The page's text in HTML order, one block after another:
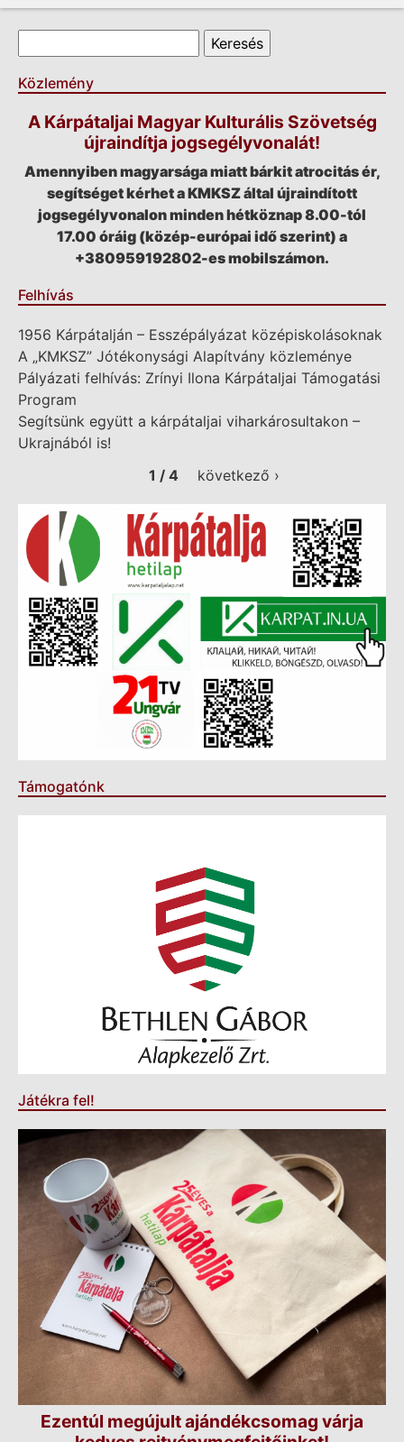
Keresés űrlap
Keresés
Közlemény
A Kárpátaljai Magyar Kulturális Szövetség
újraindítja jogsegélyvonalát!
Amennyiben magyarsága miatt bárkit atrocitás ér,
segítséget kérhet a KMKSZ által újraindított
jogsegélyvonalon minden hétköznap 8.00-tól
17.00 óráig (közép-európai idő szerint) a
+380959192802-es mobilszámon.
Felhívás
1956 Kárpátalján – Esszépályázat középiskolásoknak
A „KMKSZ” Jótékonysági Alapítvány közleménye
Pályázati felhívás: Zrínyi Ilona Kárpátaljai Támogatási
Program
Segítsünk együtt a kárpátaljai viharkárosultakon –
Ukrajnából is!
1 / 4
következő ›
Támogatónk
Játékra fel!
Ezentúl megújult ajándékcsomag várja